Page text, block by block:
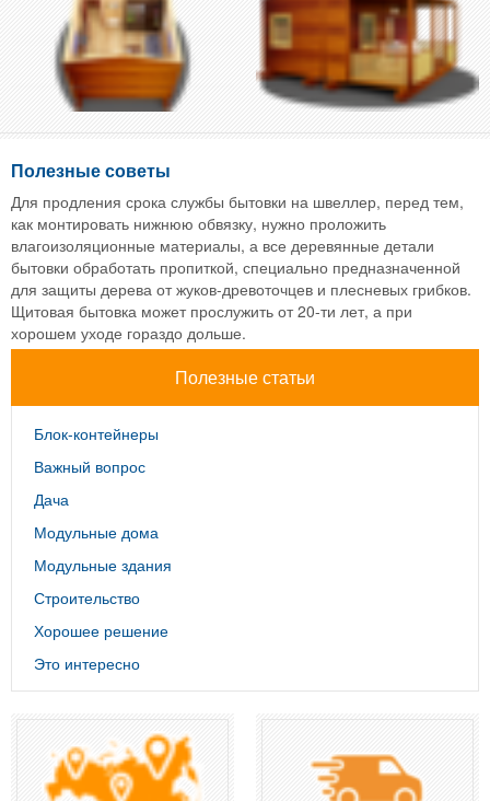
Полезные советы
Для продления срока службы бытовки на швеллер, перед тем,
как монтировать нижнюю обвязку, нужно проложить
влагоизоляционные материалы, а все деревянные детали
бытовки обработать пропиткой, специально предназначенной
для защиты дерева от жуков-древоточцев и плесневых грибков.
Щитовая бытовка может прослужить от 20-ти лет, а при
хорошем уходе гораздо дольше.
Полезные статьи
Блок-контейнеры
Важный вопрос
Дача
Модульные дома
Модульные здания
Строительство
Хорошее решение
Это интересно